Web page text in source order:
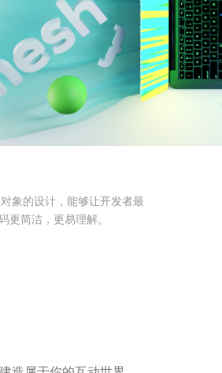
象的设计，能够让开发者最
更简洁，更易理解。